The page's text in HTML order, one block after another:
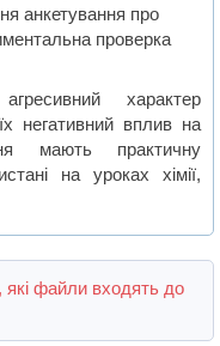
анкетування про
проверка
характер
негативний вплив на
мають практичну
на уроках хімії,
файли входять до